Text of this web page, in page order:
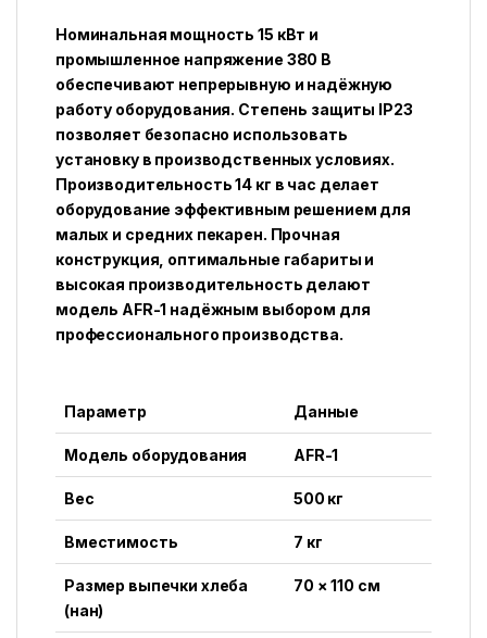
Номинальная мощность 15 кВт и
промышленное напряжение 380 В
обеспечивают непрерывную и надёжную
работу оборудования. Степень защиты IP23
позволяет безопасно использовать
установку в производственных условиях.
Производительность 14 кг в час делает
оборудование эффективным решением для
малых и средних пекарен. Прочная
конструкция, оптимальные габариты и
высокая производительность делают
модель AFR-1 надёжным выбором для
профессионального производства.
Параметр Данные
Модель оборудования AFR-1
Вес 500 кг
Вместимость 7 кг
Размер выпечки хлеба
(нан)
70 × 110 см